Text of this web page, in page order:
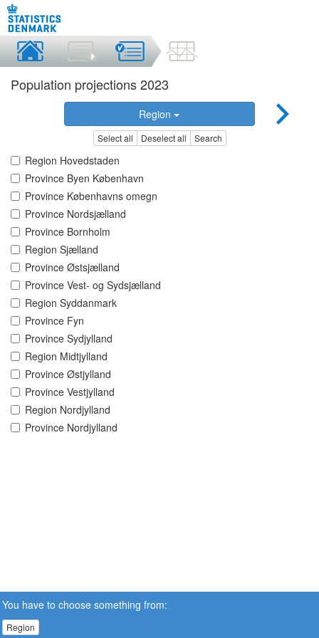
Population projections 2023
Region
Select all Deselect all Search
Region Hovedstaden
Province Byen København
Province Københavns omegn
Province Nordsjælland
Province Bornholm
Region Sjælland
Province Østsjælland
Province Vest- og Sydsjælland
Region Syddanmark
Province Fyn
Province Sydjylland
Region Midtjylland
Province Østjylland
Province Vestjylland
Region Nordjylland
Province Nordjylland
You have to choose something from:
Region